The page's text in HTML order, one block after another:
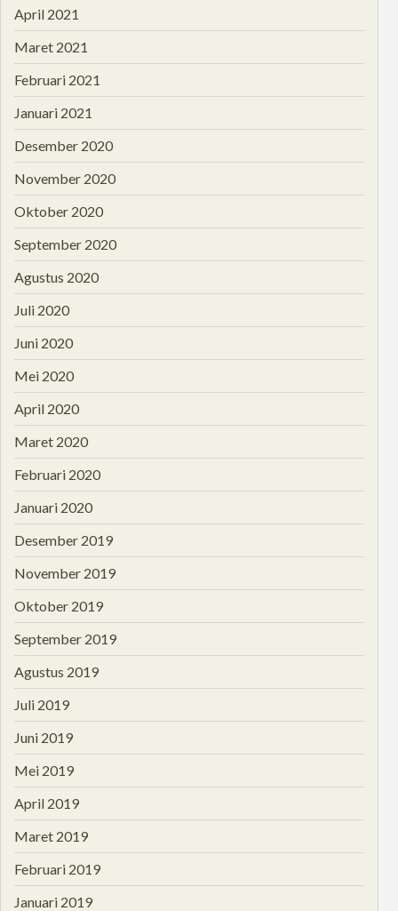
April 2021
Maret 2021
Februari 2021
Januari 2021
Desember 2020
November 2020
Oktober 2020
September 2020
Agustus 2020
Juli 2020
Juni 2020
Mei 2020
April 2020
Maret 2020
Februari 2020
Januari 2020
Desember 2019
November 2019
Oktober 2019
September 2019
Agustus 2019
Juli 2019
Juni 2019
Mei 2019
April 2019
Maret 2019
Februari 2019
Januari 2019